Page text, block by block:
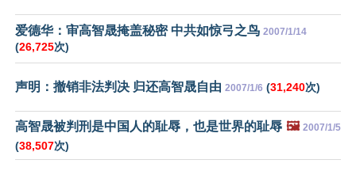
爱德华：审高智晟掩盖秘密 中共如惊弓之鸟 2007/1/14
(26,725次)
声明：撤销非法判决 归还高智晟自由 2007/1/6 (31,240次)
高智晟被判刑是中国人的耻辱，也是世界的耻辱 🖼️ 2007/1/5
(38,507次)